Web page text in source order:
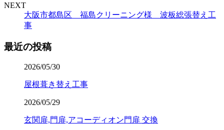
NEXT
大阪市都島区 福島クリーニング様 波板総張替え工
事
最近の投稿
2026/05/30
屋根葺き替え工事
2026/05/29
玄関扉,門扉,アコーディオン門扉 交換